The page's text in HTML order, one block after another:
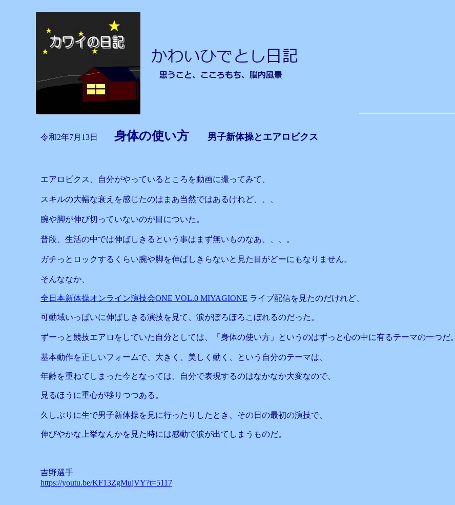
令和2年7月13日 身体の使い方 男子新体操とエアロビクス
エアロビクス、自分がやっているところを動画に撮ってみて、
スキルの大幅な衰えを感じたのはまあ当然ではあるけれど、、、
腕や脚が伸び切っていないのが目についた。
普段、生活の中では伸ばしきるという事はまず無いものなあ、、、。
ガチっとロックするくらい腕や脚を伸ばしきらないと見た目がどーにもなりません。
そんななか、
全日本新体操オンライン演技会ONE VOL.0 MIYAGIONE ライブ配信を見たのだけれど、
可動域いっぱいに伸ばしきる演技を見て、涙がぽろぽろこぼれるのだった。
ずーっと競技エアロをしていた自分としては、「身体の使い方」というのはずっと心の中に有るテーマの一つだ。
基本動作を正しいフォームで、大きく、美しく動く、という自分のテーマは、
年齢を重ねてしまった今となっては、自分で表現するのはなかなか大変なので、
見るほうに重心が移りつつある。
久しぶりに生で男子新体操を見に行ったりしたとき、その日の最初の演技で、
伸びやかな上挙なんかを見た時には感動で涙が出てしまうものだ。
吉野選手
https://youtu.be/KF13ZgMujVY?t=5117